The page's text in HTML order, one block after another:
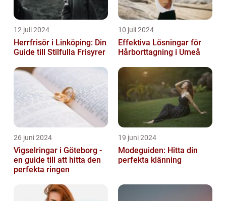
12 juli 2024
Herrfrisör i Linköping: Din
Guide till Stilfulla Frisyrer
10 juli 2024
Effektiva Lösningar för
Hårborttagning i Umeå
26 juni 2024
Vigselringar i Göteborg -
en guide till att hitta den
perfekta ringen
19 juni 2024
Modeguiden: Hitta din
perfekta klänning